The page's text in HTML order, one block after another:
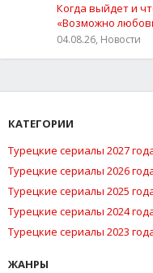
Когда выйдет и
«Возможно
04.08.26, Новости
КАТЕГОРИИ
Турецкие сериалы 2027
Турецкие сериалы 2026
Турецкие сериалы 2025
Турецкие сериалы 2024
Турецкие сериалы 2023
ЖАНРЫ